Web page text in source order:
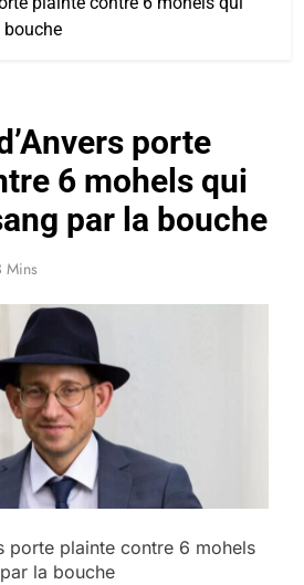
bouche
porte
6 mohels qui
par la bouche
Mins
porte plainte contre 6 mohels
la bouche